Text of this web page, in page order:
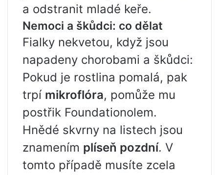
a odstranit mladé keře.
Nemoci a škůdci: co dělat
Fialky nekvetou, když jsou
napadeny chorobami a škůdci:
Pokud je rostlina pomalá, pak
trpí mikroflóra, pomůže mu
postřik Foundationolem.
Hnědé skvrny na listech jsou
znamením plíseň pozdní. V
tomto případě musíte zcela